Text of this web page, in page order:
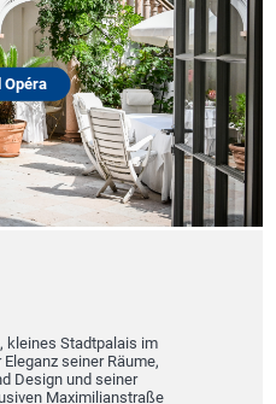
im
Räume,
und seiner